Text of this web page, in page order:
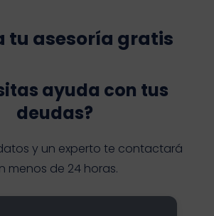
tu asesoría gratis
ayuda con tus
deudas?
y un experto te contactará
menos de 24 horas.